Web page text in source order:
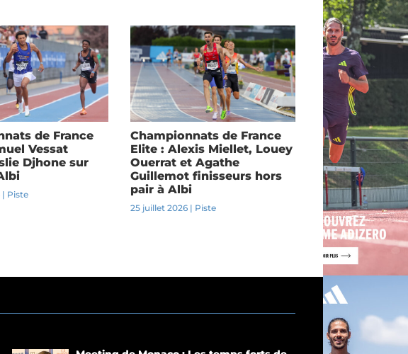
de France
Vessat
Djhone sur
| Piste
Championnats de France
Elite : Alexis Miellet, Louey
Ouerrat et Agathe
Guillemot finisseurs hors
pair à Albi
25 juillet 2026| Piste